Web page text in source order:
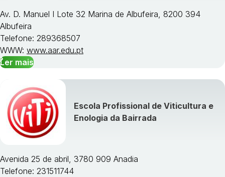
Av. D. Manuel I Lote 32 Marina de Albufeira, 8200 394
Albufeira
Telefone: 289368507
WWW: www.aar.edu.pt
Ler mais
Escola Profissional de Viticultura e
Enologia da Bairrada
Avenida 25 de abril, 3780 909 Anadia
Telefone: 231511744